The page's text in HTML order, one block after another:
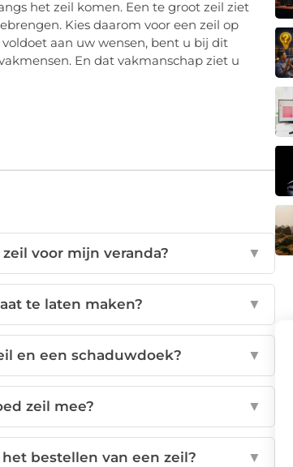
het zeil komen. Een te groot zeil ziet
Kies daarom voor een zeil op
aan uw wensen, bent u bij dit
En dat vakmanschap ziet u
voor mijn veranda? ▼
te laten maken? ▼
en een schaduwdoek? ▼
zeil mee? ▼
bestellen van een zeil? ▼